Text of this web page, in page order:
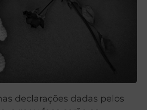
declarações dadas pelos